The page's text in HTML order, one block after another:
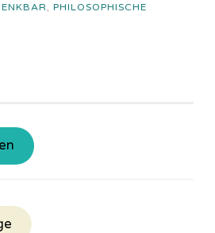
, PHILOSOPHISCHE